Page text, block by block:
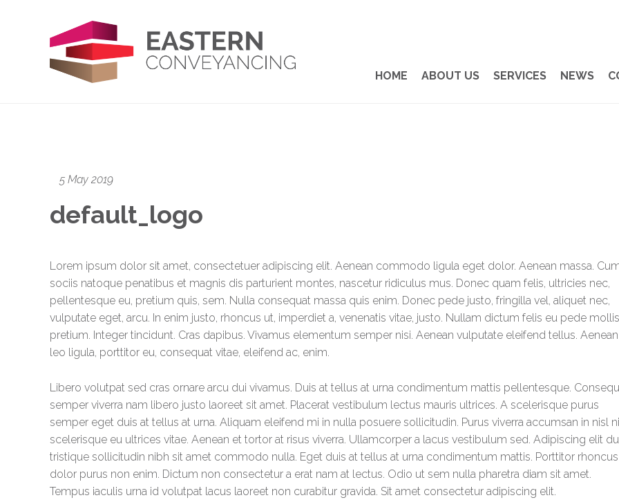
HOME ABOUT US SERVICES NEWS
5 May 2019
default_logo
Lorem ipsum dolor sit amet, consectetuer adipiscing elit. Aenean commodo ligula eget dolor. Aenean massa.
sociis natoque penatibus et magnis dis parturient montes, nascetur ridiculus mus. Donec quam felis, ultricies nec,
pellentesque eu, pretium quis, sem. Nulla consequat massa quis enim. Donec pede justo, fringilla vel, aliquet nec,
vulputate eget, arcu. In enim justo, rhoncus ut, imperdiet a, venenatis vitae, justo. Nullam dictum felis eu pede mollis
pretium. Integer tincidunt. Cras dapibus. Vivamus elementum semper nisi. Aenean vulputate eleifend tellus. Aenean
leo ligula, porttitor eu, consequat vitae, eleifend ac, enim.
Libero volutpat sed cras ornare arcu dui vivamus. Duis at tellus at urna condimentum mattis pellentesque.
semper viverra nam libero justo laoreet sit amet. Placerat vestibulum lectus mauris ultrices. A scelerisque purus
semper eget duis at tellus at urna. Aliquam eleifend mi in nulla posuere sollicitudin. Purus viverra accumsan in nisl
scelerisque eu ultrices vitae. Aenean et tortor at risus viverra. Ullamcorper a lacus vestibulum sed. Adipiscing elit
tristique sollicitudin nibh sit amet commodo nulla. Eget duis at tellus at urna condimentum mattis. Porttitor rhoncus
dolor purus non enim. Dictum non consectetur a erat nam at lectus. Odio ut sem nulla pharetra diam sit amet.
Tempus iaculis urna id volutpat lacus laoreet non curabitur gravida. Sit amet consectetur adipiscing elit.